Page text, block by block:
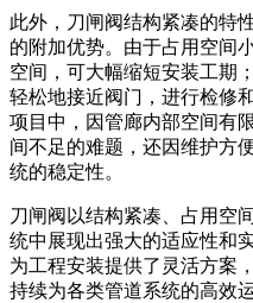
此外，刀闸阀结构紧凑的特
的附加优势。由于占用空间
空间，可大幅缩短安装工期
轻松地接近阀门，进行检修
项目中，因管廊内部空间有
间不足的难题，还因维护方
统的稳定性。
刀闸阀以结构紧凑、占用空
统中展现出强大的适应性和
为工程安装提供了灵活方案
持续为各类管道系统的高效